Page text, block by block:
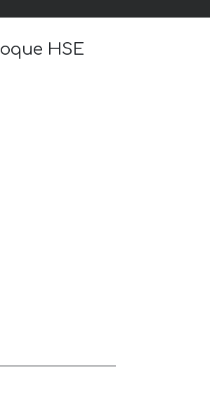
HSE